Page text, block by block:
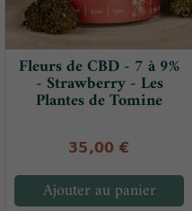
Fleurs de CBD - 7 à 9%
- Strawberry - Les
Plantes de Tomine
35,00 €
Ajouter au panier